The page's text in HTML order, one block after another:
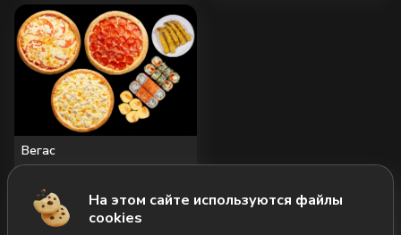
Вегас
1 805
3 448 ₽
На этом сайте используются файлы
cookies